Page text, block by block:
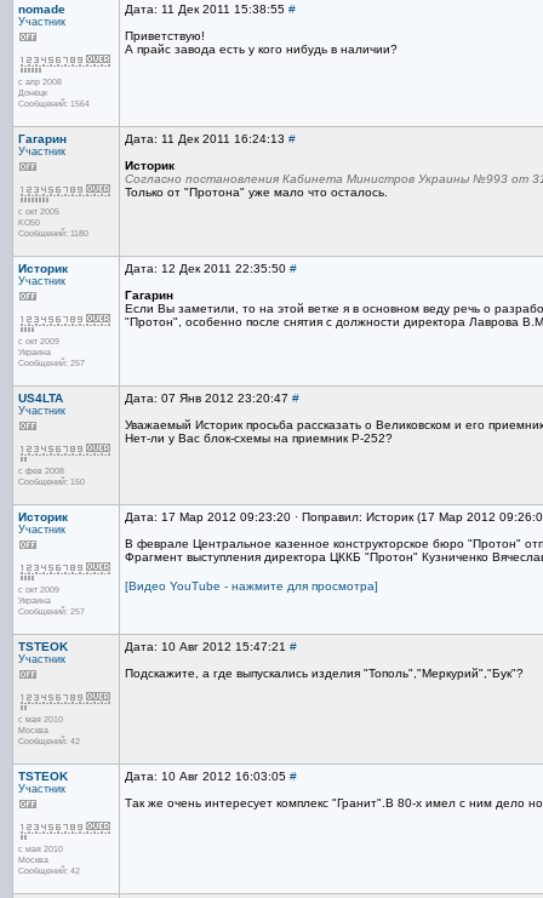
nomade
Участник
с апр 2008
Донецк
Сообщений: 1564
Дата: 11 Дек 2011 15:38:55 #
Приветствую!
А прайс завода есть у кого нибудь в наличии?
Гагарин
Участник
с окт 2005
KO50
Сообщений: 1180
Дата: 11 Дек 2011 16:24:13 #
Историк
Согласно постановления Кабинета Министров Украины №993 от
Только от "Протона" уже мало что осталось.
Историк
Участник
с окт 2009
Украина
Сообщений: 257
Дата: 12 Дек 2011 22:35:50 #
Гагарин
Если Вы заметили, то на этой ветке я в основном веду речь о
"Протон", особенно после снятия с должности директора Лаврова
US4LTA
Участник
с фев 2008
Сообщений: 150
Дата: 07 Янв 2012 23:20:47 #
Уважаемый Историк просьба рассказать о Великовском и его
Нет-ли у Вас блок-схемы на приемник Р-252?
Историк
Участник
с окт 2009
Украина
Сообщений: 257
Дата: 17 Мар 2012 09:23:20 · Поправил: Историк (17 Мар 2012
В феврале Центральное казенное конструкторское бюро "Протон"
Фрагмент выступления директора ЦККБ "Протон" Кузниченко
[Видео YouTube - нажмите для просмотра]
TSTEOK
Участник
с мая 2010
Москва
Сообщений: 42
Дата: 10 Авг 2012 15:47:21 #
Подскажите, а где выпускались изделия "Тополь","Меркурий","Бук"?
TSTEOK
Участник
с мая 2010
Москва
Сообщений: 42
Дата: 10 Авг 2012 16:03:05 #
Так же очень интересует комплекс "Гранит".В 80-х имел с ним дело